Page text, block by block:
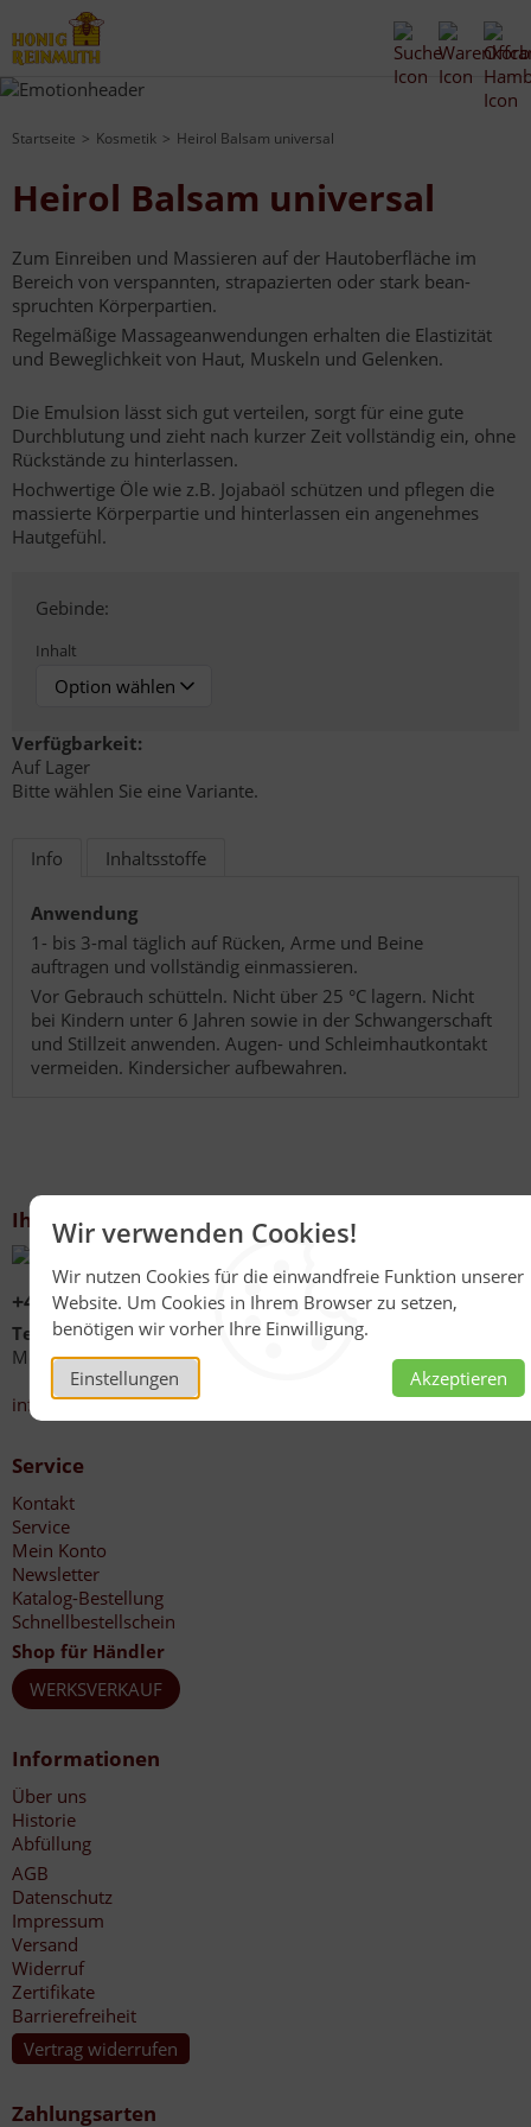
Wir verwenden Cookies!
Wir nutzen Cookies für die einwandfreie Funktion unserer
Website. Um Cookies in Ihrem Browser zu setzen,
benötigen wir vorher Ihre Einwilligung.
Einstellungen Akzeptieren
Startseite Kosmetik Heirol Balsam universal
Heirol Balsam universal
Zum Einreiben und Massieren auf der Hautoberfläche im
Bereich von verspannten, strapazierten oder stark bean­
spruchten Körperpartien.
Regelmäßige Massageanwendun­gen erhalten die Elastizität
und Beweglichkeit von Haut, Muskeln und Gelenken.
Die Emulsion lässt sich gut verteilen, sorgt für eine gute
Durchblutung und zieht nach kurzer Zeit vollständig ein, ohne
Rückstände zu hinterlassen.
Hochwertige Öle wie z.B. Jojabaöl schützen und pflegen die
massierte Körperpartie und hinterlassen ein angenehmes
Hautgefühl.
Gebinde:
Inhalt
Verfügbarkeit:
Auf Lager
Bitte wählen Sie eine Variante.
Info Inhaltsstoffe
Anwendung
1- bis 3-mal täglich auf Rücken, Arme und Beine
auftragen und vollständig einmassieren.
Vor Gebrauch schütteln. Nicht über 25 °C lagern. Nicht
bei Kindern unter 6 Jahren sowie in der Schwangerschaft
und Stillzeit anwenden. Augen- und Schleimhautkontakt
vermeiden. Kindersicher aufbewahren.
Ihr Kontakt zu uns
+49 (0)6267 1021
Telefonzeiten
Mo - Fr 08:00 - 12:00 Uhr
13:30 - 17:00 Uhr
info@honig-reinmuth.de
Service
Kontakt
Service
Mein Konto
Newsletter
Katalog-Bestellung
Schnellbestellschein
Shop für Händler
WERKSVERKAUF
Informationen
Über uns
Historie
Abfüllung
AGB
Datenschutz
Impressum
Versand
Widerruf
Zertifikate
Barrierefreiheit
Vertrag widerrufen
Zahlungsarten